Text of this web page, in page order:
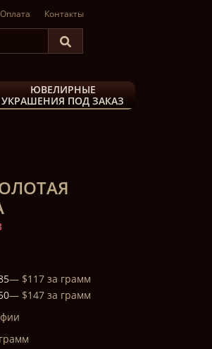
Контакты
ЮВЕЛИРНЫЕ
УКРАШЕНИЯ ПОД ЗАКАЗ
— $117 за грамм
— $147 за грамм